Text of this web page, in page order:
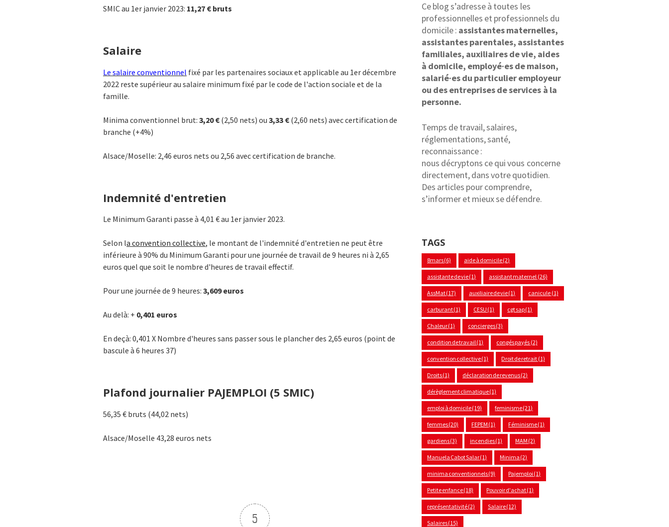
SMIC au 1er janvier 2023: 11,27 € bruts
Salaire
Le salaire conventionnel fixé par les partenaires sociaux et applicable au 1er décembre
2022 reste supérieur au salaire minimum fixé par le code de l'action sociale et de la
famille.
Minima conventionnel brut: 3,20 € (2,50 nets) ou3,33 € (2,60 nets) avec certification de
branche (+4%)
Alsace/Moselle: 2,46 euros nets ou 2,56 avec certification de branche.
Indemnité d'entretien
Le Minimum Garanti passe à 4,01 € au 1er janvier 2023.
Selon la convention collective, le montant de l'indemnité d'entretien ne peut être
inférieure à 90% du Minimum Garanti pour une journée de travail de 9 heures ni à 2,65
euros quel que soit le nombre d'heures de travail effectif.
Pour une journée de 9 heures:3,609 euros
Au delà: + 0,401 euros
En deçà: 0,401 X Nombre d'heures sans passer sous le plancher des 2,65 euros (point de
bascule à 6 heures 37)
Plafond journalier PAJEMPLOI (5 SMIC)
56,35 € bruts (44,02 nets)
Alsace/Moselle 43,28 euros nets
5
Ce blog s’adresse à toutes les
professionnelles et professionnels du
domicile : assistantes maternelles,
assistantes parentales, assistantes
familiales, auxiliaires de vie, aides
à domicile, employé·es de maison,
salarié·es du particulier employeur
ou des entreprises de services à la
personne.
Temps de travail, salaires,
réglementations, santé,
reconnaissance :
nous décryptons ce qui vous concerne
directement, dans votre quotidien.
Des articles pour comprendre,
s’informer et mieux se défendre.
TAGS
8mars(6) aide à domicile(2)
assistante de vie(1) assistant maternel (26)
AssMat(17) auxiliaire de vie(1) canicule (1)
carburant(1) CESU (1) cgt sap(1)
Chaleur(1) concierges(3)
condition de travail (1) congés payés (2)
convention collective(1) Droit de retrait (1)
Droits(1) déclaration de revenus(2)
dérèglement climatique(1)
emploi à domicile(19) feminisme(21)
femmes(20) FEPEM (1) Féminisme(1)
gardiens(3) incendies(1) MAM (2)
Manuela Cabot Salar(1) Minima (2)
minima conventionnels(9) Pajemploi (1)
Petite enfance(18) Pouvoir d'achat(1)
représentativité(2) Salaire(12)
Salaires(15)